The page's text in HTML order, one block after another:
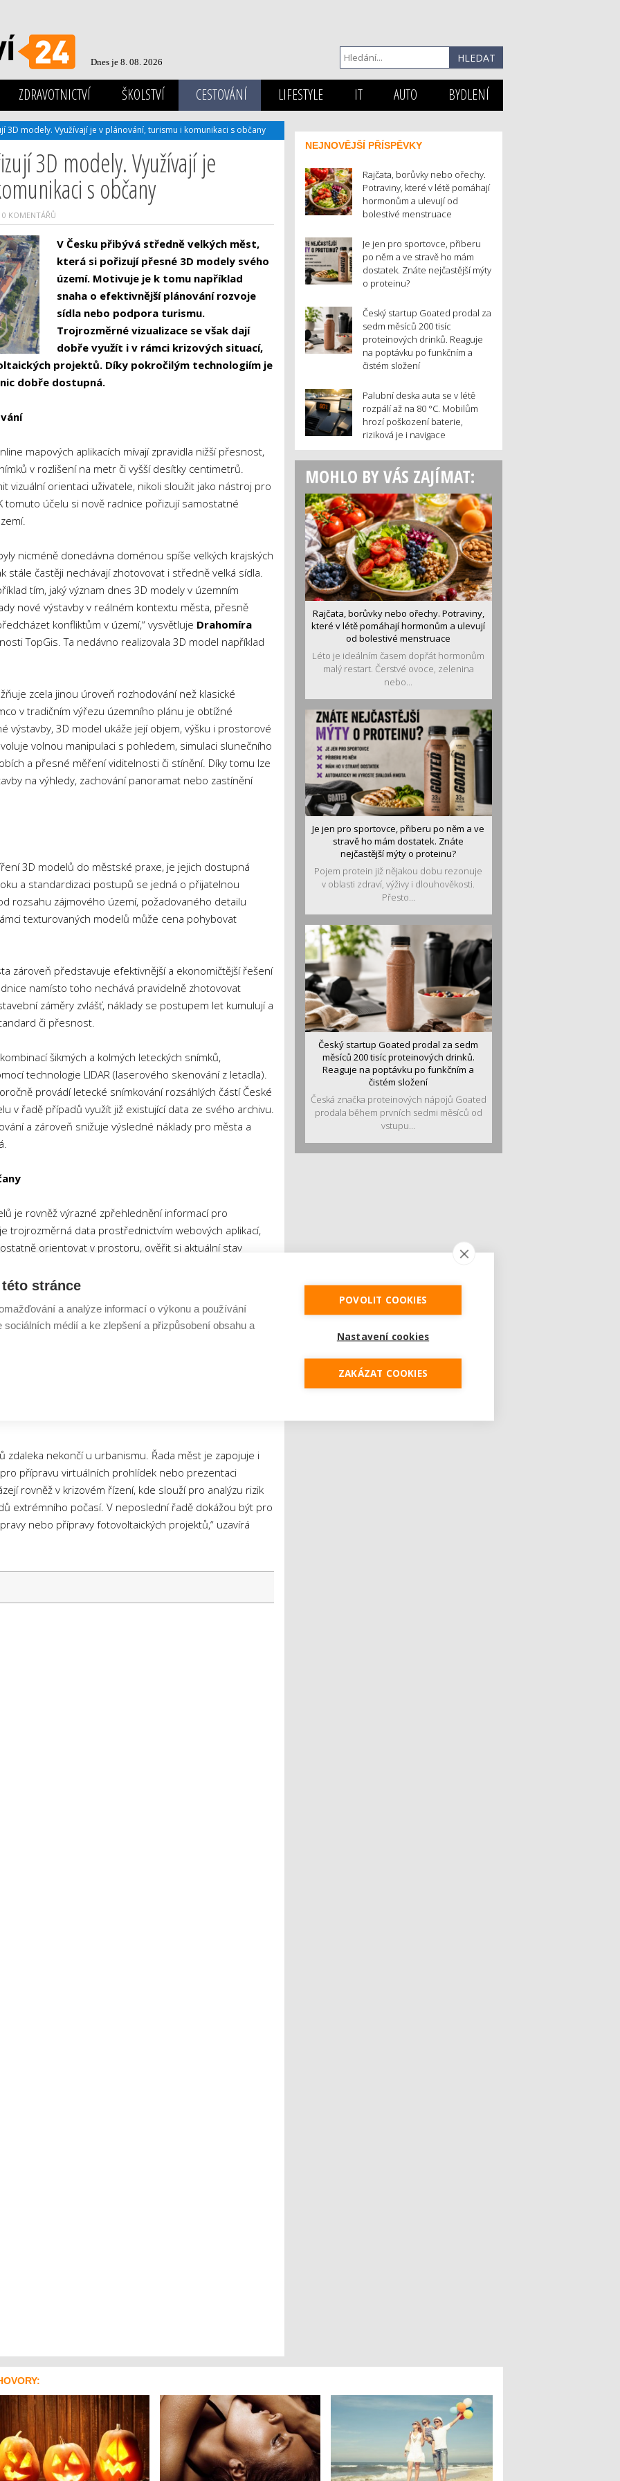
Dnes je 8. 08. 2026
ZDRAVOTNICTVÍ ŠKOLSTVÍ CESTOVÁNÍ LIFESTYLE IT AUTO BYDLENÍ
3D modely. Využívají je v plánování, turismu i komunikaci s občany
3D modely. Využívají je
s občany
0 KOMENTÁŘŮ
V Česku přibývá středně velkých měst,
která si pořizují přesné 3D modely svého
území. Motivuje je k tomu například
snaha o efektivnější plánování rozvoje
sídla nebo podpora turismu.
Trojrozměrné vizualizace se však dají
dobře využít i v rámci krizových situací,
projektů. Díky pokročilým technologiím je
dobře dostupná.
mapových aplikacích mívají zpravidla nižší přesnost,
v rozlišení na metr či vyšší desítky centimetrů.
vizuální orientaci uživatele, nikoli sloužit jako nástroj pro
tomuto účelu si nově radnice pořizují samostatné
nicméně donedávna doménou spíše velkých krajských
stále častěji nechávají zhotovovat i středně velká sídla.
tím, jaký význam dnes 3D modely v územním
nové výstavby v reálném kontextu města, přesně
konfliktům v území,“ vysvětluje Drahomíra
TopGis. Ta nedávno realizovala 3D model například
zcela jinou úroveň rozhodování než klasické
v tradičním výřezu územního plánu je obtížné
výstavby, 3D model ukáže její objem, výšku i prostorové
volnou manipulaci s pohledem, simulaci slunečního
a přesné měření viditelnosti či stínění. Díky tomu lze
na výhledy, zachování panoramat nebo zastínění
3D modelů do městské praxe, je jejich dostupná
a standardizaci postupů se jedná o přijatelnou
rozsahu zájmového území, požadovaného detailu
texturovaných modelů může cena pohybovat
zároveň představuje efektivnější a ekonomičtější řešení
namísto toho nechává pravidelně zhotovovat
záměry zvlášť, náklady se postupem let kumulují a
či přesnost.
šikmých a kolmých leteckých snímků,
technologie LIDAR (laserového skenování z letadla).
provádí letecké snímkování rozsáhlých částí České
v řadě případů využít již existující data ze svého archivu.
a zároveň snižuje výsledné náklady pro města a
je rovněž výrazné zpřehlednění informací pro
trojrozměrná data prostřednictvím webových aplikací,
orientovat v prostoru, ověřit si aktuální stav
návrhů.
technologií rozšířené a virtuální reality. Pomocí
změny v území prohlížet v jednotném měřítku, což
nekončí u urbanismu. Řada měst je zapojuje i
přípravu virtuálních prohlídek nebo prezentaci
rovněž v krizovém řízení, kde slouží pro analýzu rizik
extrémního počasí. V neposlední řadě dokážou být pro
nebo přípravy fotovoltaických projektů,“ uzavírá
NEJNOVĚJŠÍ PŘÍSPĚVKY
Rajčata, borůvky nebo ořechy.
Potraviny, které v létě pomáhají
hormonům a ulevují od
bolestivé menstruace
Je jen pro sportovce, přiberu
po něm a ve stravě ho mám
dostatek. Znáte nejčastější mýty
o proteinu?
Český startup Goated prodal za
sedm měsíců 200 tisíc
proteinových drinků. Reaguje
na poptávku po funkčním a
čistém složení
Palubní deska auta se v létě
rozpálí až na 80 °C. Mobilům
hrozí poškození baterie,
riziková je i navigace
MOHLO BY VÁS ZAJÍMAT:
Rajčata, borůvky nebo ořechy. Potraviny,
které v létě pomáhají hormonům a ulevují
od bolestivé menstruace
Léto je ideálním časem dopřát hormonům
malý restart. Čerstvé ovoce, zelenina
nebo...
Je jen pro sportovce, přiberu po něm a ve
stravě ho mám dostatek. Znáte
nejčastější mýty o proteinu?
Pojem protein již nějakou dobu rezonuje
v oblasti zdraví, výživy i dlouhověkosti.
Přesto...
Český startup Goated prodal za sedm
měsíců 200 tisíc proteinových drinků.
Reaguje na poptávku po funkčním a
čistém složení
Česká značka proteinových nápojů Goated
prodala během prvních sedmi měsíců od
vstupu...
stránce
a analýze informací o výkonu a používání
médií a ke zlepšení a přizpůsobení obsahu a
POVOLIT COOKIES
Nastavení cookies
ZAKÁZAT COOKIES